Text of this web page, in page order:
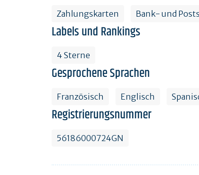
Zahlungskarten Bank- und
Labels und Rankings
4 Sterne
Gesprochene Sprachen
Französisch Englisch
Registrierungsnummer
56186000724GN